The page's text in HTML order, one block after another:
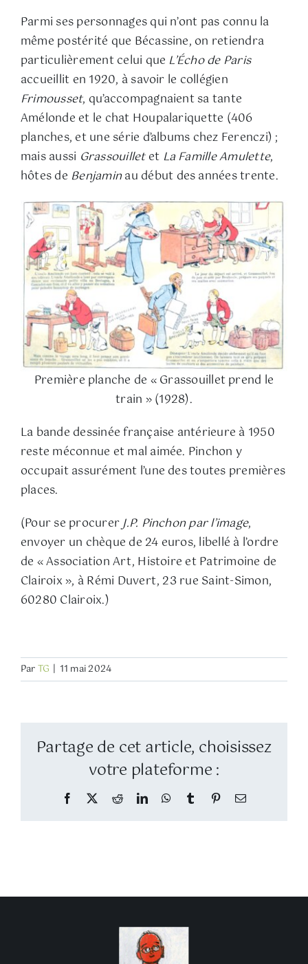
Parmi ses personnages qui n’ont pas connu la
même postérité que Bécassine, on retiendra
particulièrement celui que L’Écho de Paris
accueillit en 1920, à savoir le collégien
Frimousset, qu’accompagnaient sa tante
Amélonde et le chat Houpalariquette (406
planches, et une série d’albums chez Ferenczi) ;
mais aussi Grassouilletet La Famille Amulette,
hôtes de Benjaminau début des années trente.
Première planche de « Grassouillet prend le
train » (1928).
La bande dessinée française antérieure à 1950
reste méconnue et mal aimée. Pinchon y
occupait assurément l’une des toutes premières
places.
(Pour se procurerJ.P. Pinchon par l’image,
envoyer un chèque de 24 euros, libellé à l’ordre
de « Association Art, Histoire et Patrimoine de
Clairoix », à Rémi Duvert, 23 rue Saint-Simon,
60280 Clairoix.)
ParTG | 11 mai 2024
Partage de cet article, choisissez
votre plateforme :
Facebook
TwitterRedditLinkedInWhatsApp
TumblrPinterestEmail